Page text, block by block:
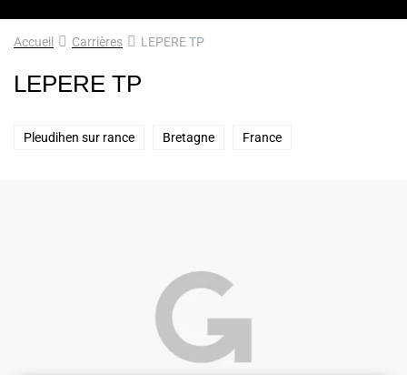
Accueil Carrières LEPERE TP
LEPERE TP
Pleudihen sur rance Bretagne France